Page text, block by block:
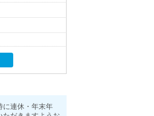
に連休・年末年